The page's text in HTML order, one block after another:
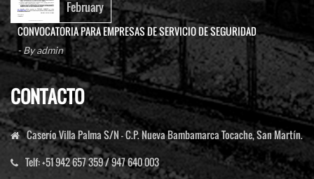
February
CONVOCATORIA PARA EMPRESAS DE SERVICIO DE SEGURIDAD
- Byadmin
CONTACTO
Caserío Villa Palma S/N - C.P. Nueva Bambamarca Tocache, San Martín.
Telf:+51 942 657 359 / 947 640 003